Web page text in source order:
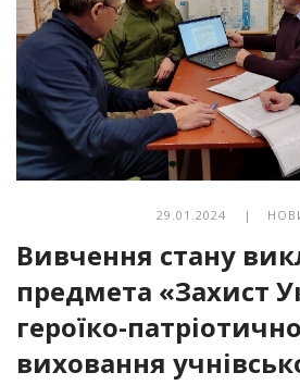
29.01.2024 |
Вивчення стану
предмета «Захист
героїко-
виховання